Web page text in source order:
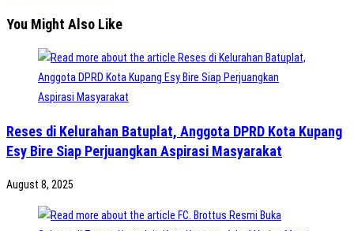
You Might Also Like
Reses di Kelurahan Batuplat, Anggota DPRD Kota Kupang
Esy Bire Siap Perjuangkan Aspirasi Masyarakat
August 8, 2025